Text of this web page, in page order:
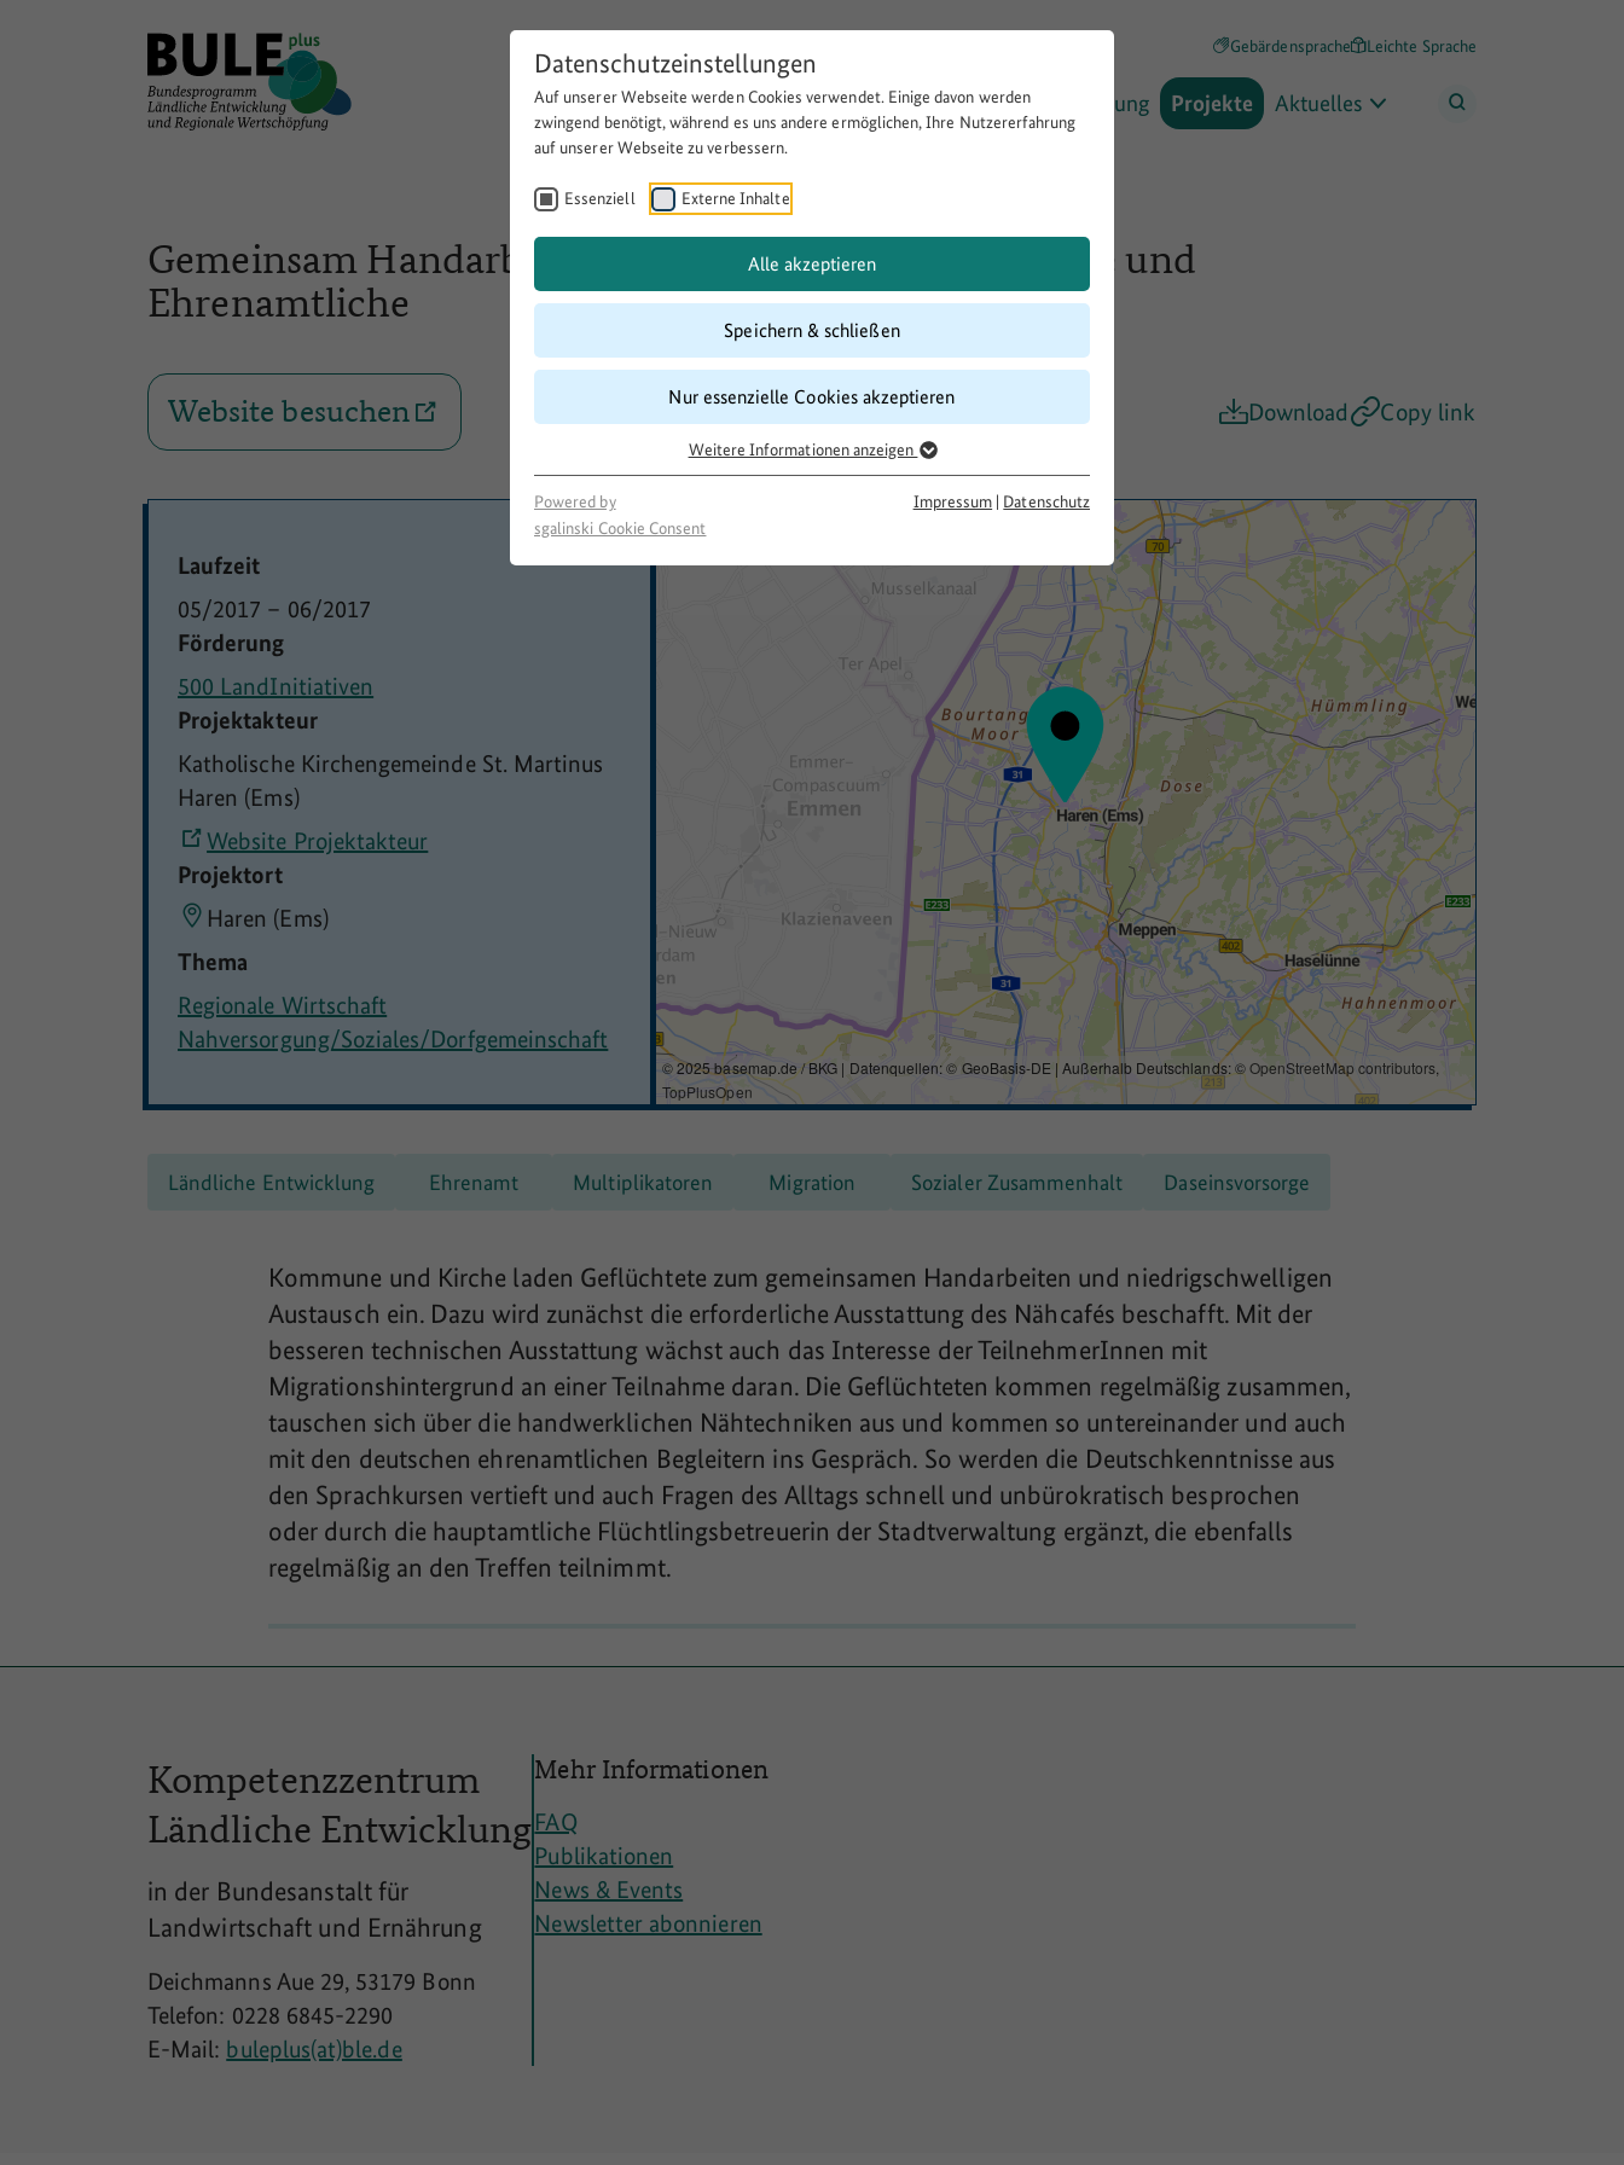
Datenschutzeinstellungen
Auf unserer Webseite werden Cookies verwendet. Einige davon werden
zwingend benötigt, während es uns andere ermöglichen, Ihre Nutzererfahrung
auf unserer Webseite zu verbessern.
Essenziell Externe Inhalte
Alle akzeptieren
Speichern & schließen
Nur essenzielle Cookies akzeptieren
Weitere Informationen anzeigen
Powered by
sgalinski Cookie Consent
Impressum | Datenschutz
Gebärdensprache Leichte Sprache
Über BULEplus Themen Förderung Projekte Aktuelles
Gemeinsam Handarbeiten im Nähcafé - für Geflüchtete und
Ehrenamtliche
Website besuchen Download Copy link
Laufzeit
05/2017 – 06/2017
Förderung
500 LandInitiativen
Projektakteur
Katholische Kirchengemeinde St. Martinus
Haren (Ems)
Website Projektakteur
Projektort
Haren (Ems)
Thema
Regionale Wirtschaft
Nahversorgung/Soziales/Dorfgemeinschaft
© 2025 basemap.de / BKG | Datenquellen: © GeoBasis-DE | Außerhalb Deutschlands: ©OpenStreetMap contributors
TopPlusOpen
Ländliche Entwicklung Ehrenamt Multiplikatoren Migration Sozialer Zusammenhalt Daseinsvorsorge
Kommune und Kirche laden Geflüchtete zum gemeinsamen Handarbeiten und niedrigschwelligen
Austausch ein. Dazu wird zunächst die erforderliche Ausstattung des Nähcafés beschafft. Mit der
besseren technischen Ausstattung wächst auch das Interesse der TeilnehmerInnen mit
Migrationshintergrund an einer Teilnahme daran. Die Geflüchteten kommen regelmäßig zusammen,
tauschen sich über die handwerklichen Nähtechniken aus und kommen so untereinander und auch
mit den deutschen ehrenamtlichen Begleitern ins Gespräch. So werden die Deutschkenntnisse aus
den Sprachkursen vertieft und auch Fragen des Alltags schnell und unbürokratisch besprochen
oder durch die hauptamtliche Flüchtlingsbetreuerin der Stadtverwaltung ergänzt, die ebenfalls
regelmäßig an den Treffen teilnimmt.
Kompetenzzentrum
Ländliche Entwicklung
in der Bundesanstalt für
Landwirtschaft und Ernährung
Deichmanns Aue 29, 53179 Bonn
Telefon: 0228 6845-2290
E-Mail: buleplus(at)ble.de
Mehr Informationen
FAQ
Publikationen
News & Events
Newsletter abonnieren